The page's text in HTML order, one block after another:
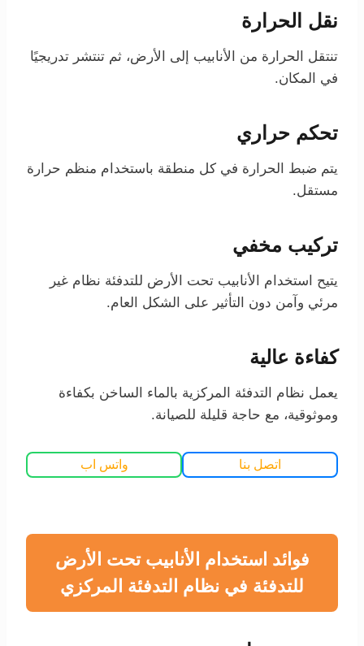
نقل الحرارة
تنتقل الحرارة من الأنابيب إلى الأرض، ثم تنتشر تدريجيًا
في المكان.
تحكم حراري
يتم ضبط الحرارة في كل منطقة باستخدام منظم حرارة
مستقل.
تركيب مخفي
يتيح استخدام الأنابيب تحت الأرض للتدفئة نظام غير
مرئي وآمن دون التأثير على الشكل العام.
كفاءة عالية
يعمل نظام التدفئة المركزية بالماء الساخن بكفاءة
وموثوقية، مع حاجة قليلة للصيانة.
اتصل بنا واتس اب
فوائد استخدام الأنابيب تحت الأرض
للتدفئة في نظام التدفئة المركزي